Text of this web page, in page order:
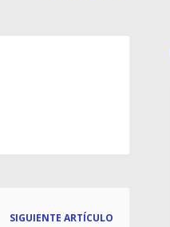
SIGUIENTE ARTÍCULO